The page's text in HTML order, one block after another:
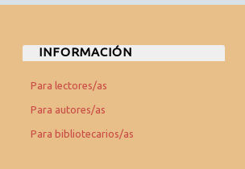
INFORMACIÓN
Para lectores/as
Para autores/as
Para bibliotecarios/as